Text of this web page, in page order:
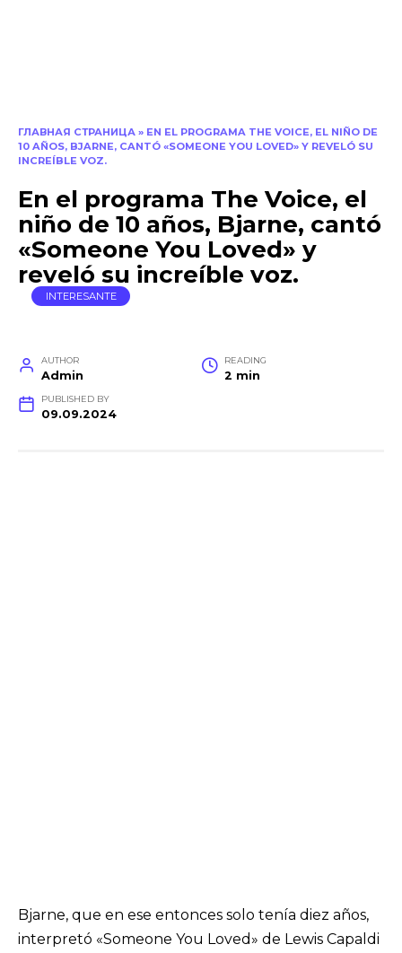
ГЛАВНАЯ СТРАНИЦА » EN EL PROGRAMA THE VOICE, EL NIÑO DE
10 AÑOS, BJARNE, CANTÓ «SOMEONE YOU LOVED» Y REVELÓ SU
INCREÍBLE VOZ.
En el programa The Voice, el
niño de 10 años, Bjarne, cantó
«Someone You Loved» y
reveló su increíble voz.
INTERESANTE
AUTHOR
Admin
READING
2 min
PUBLISHED BY
09.09.2024
Bjarne, que en ese entonces solo tenía diez años,
interpretó «Someone You Loved» de Lewis Capaldi